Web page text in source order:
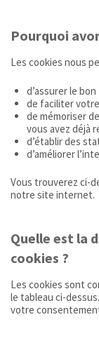
Pourquoi
Les cookies nous
d’assurer le
de faciliter
de mémoriser
vous avez déjà
d’établir des
d’améliorer
Vous trouverez ci-
notre site internet.
Quelle est la
cookies ?
Les cookies sont
le tableau ci-
votre